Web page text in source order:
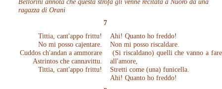
ragazza di Orani
7
Tittia, cant'appo frittu!
No mi posso cajentare.
Cuddos ch'andan a ammorare
Astrintos che cannavittu.
Tittia, cant'appo frittu!
Ahi! Quanto ho freddo!
Non mi posso riscaldare.
(Si riscaldano) quelli che vanno a fare
all'amore,
Stretti come (una) funicella.
Ahi! Quanto ho freddo!